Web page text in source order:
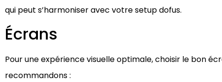
qui peut s’harmoniser avec votre setup dofus.
Écrans
Pour une expérience visuelle optimale, choisir le bon
recommandons :